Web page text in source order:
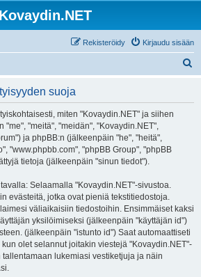
Kovaydin.NET
Kirjaudu sisään
Rekisteröidy
suoja
miten "Kovaydin.NET" ja siihen
"me", "meitä", "meidän", "Kovaydin.NET",
ja phpBB:n (jälkeenpäin "he", "heitä",
"www.phpbb.com", "phpBB Group", "phpBB
tietoja (jälkeenpäin "sinun tiedot").
Selaamalla "Kovaydin.NET"-sivustoa.
evästeitä, jotka ovat pieniä tekstitiedostoja.
väliaikaisiin tiedostoihin. Ensimmäiset kaksi
yksilöimiseksi (jälkeenpäin "käyttäjän id")
(jälkeenpäin "istunto id") Saat automaattiseti
olet selannut joitakin viestejä "Kovaydin.NET"-
lukemiasi vestiketjuja ja näin